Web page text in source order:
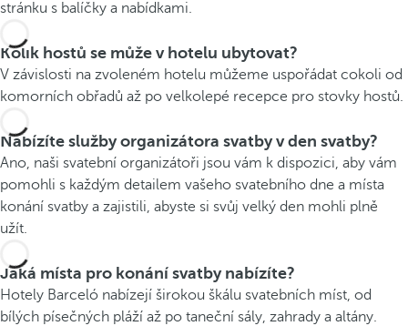
stránku s balíčky a nabídkami.
Kolik hostů se může v hotelu ubytovat?
V závislosti na zvoleném hotelu můžeme uspořádat cokoli od
komorních obřadů až po velkolepé recepce pro stovky hostů.
Nabízíte služby organizátora svatby v den svatby?
Ano, naši svatební organizátoři jsou vám k dispozici, aby vám
pomohli s každým detailem vašeho svatebního dne a místa
konání svatby a zajistili, abyste si svůj velký den mohli plně
užít.
Jaká místa pro konání svatby nabízíte?
Hotely Barceló nabízejí širokou škálu svatebních míst, od
bílých písečných pláží až po taneční sály, zahrady a altány.